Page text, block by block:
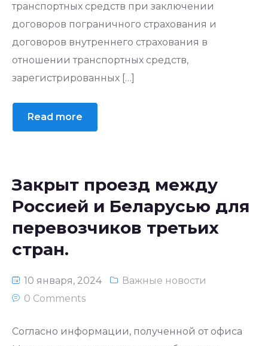
транспортных средств при заключении
договоров пограничного страхования и
договоров внутреннего страхования в
отношении транспортных средств,
зарегистрированных […]
Read more
Закрыт проезд между
Россией и Беларусью для
перевозчиков третьих
стран.
10 января, 2024
Важные новости
0 Comments
Согласно информации, полученной от офиса